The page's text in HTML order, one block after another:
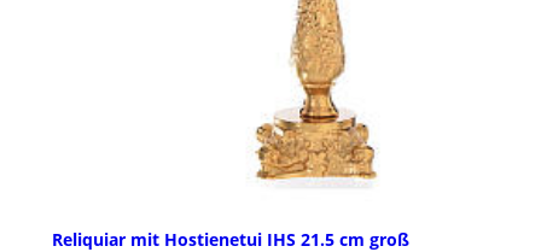
Reliquiar mit Hostienetui IHS 21.5 cm groß